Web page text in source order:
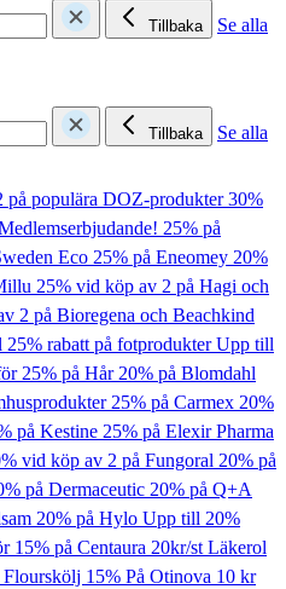
Tillbaka
Se alla
Tillbaka
Se alla
på populära DOZ-produkter30%
25% på
Eco 25% på Eneomey 20%
25% vid köp av 2 på Hagi och
2 på Bioregena och Beachkind
rabatt på fotprodukterUpp till
25% på Hår20% på Blomdahl
25% på Carmex 20%
på Kestine 25% på Elexir Pharma
vid köp av 2 på Fungoral 20% på
på Dermaceutic 20% på Q+A
20% på Hylo Upp till 20%
15% på Centaura 20kr/st Läkerol
15% På Otinova 10 kr